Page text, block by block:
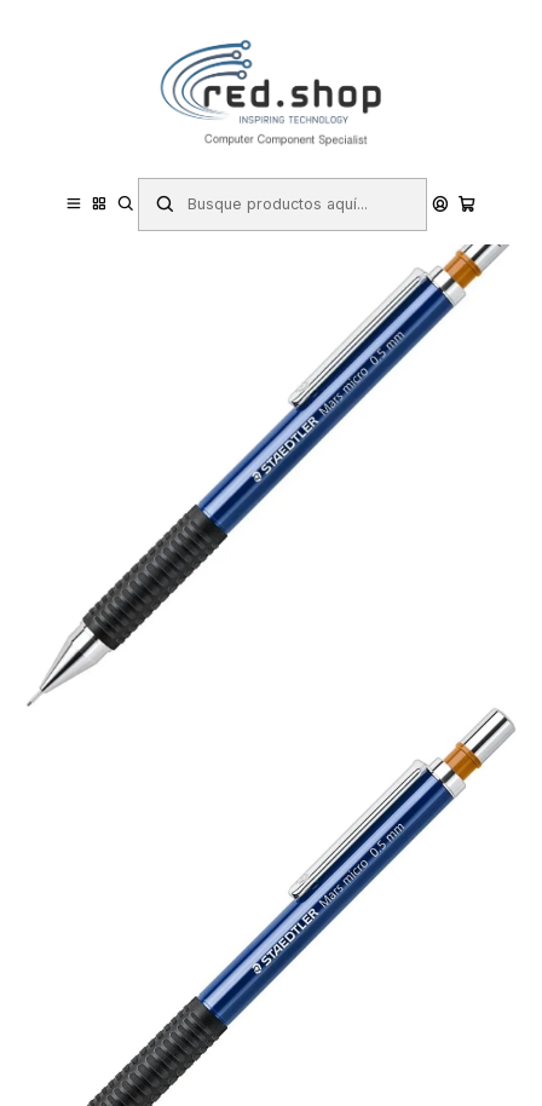
Haga Click Aqui
Papelería y Material de oficina Escritura y corrección
Portaminas y minas Portaminas
Staedtler Mars Micro 775 Portaminas 0.5mm - Punta Metalica
Retractil - Mina Amortiguada - Grip de Caucho - Clip Metalico -